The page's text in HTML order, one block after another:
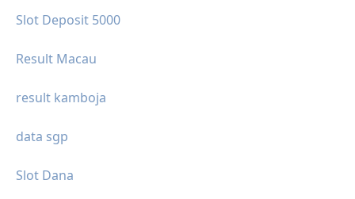
Slot Deposit 5000
Result Macau
result kamboja
data sgp
Slot Dana